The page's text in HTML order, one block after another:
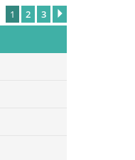
1 2 3